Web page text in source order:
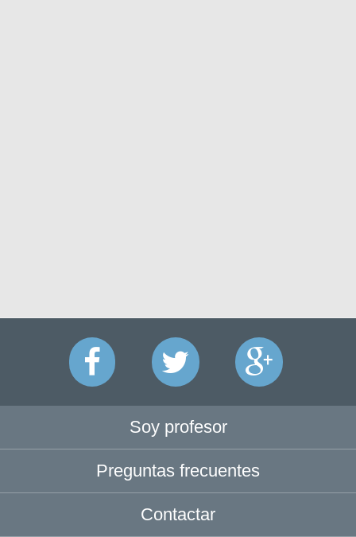
Soy profesor
Preguntas frecuentes
Contactar